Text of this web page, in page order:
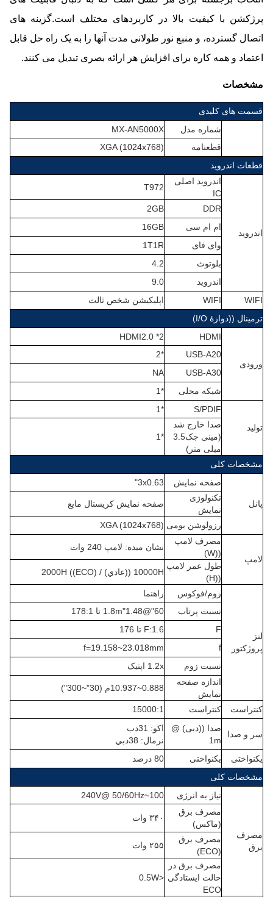
پرژکشن با کیفیت بالا در کاربردهای مختلف است.گزینه های
اتصال گسترده، و منبع نور طولانی مدت آنها را به یک راه حل قابل
اعتماد و همه کاره برای افزایش هر ارائه بصری تبدیل می کنند.
مشخصات
قسمت های کلیدی
شماره مدل
MX-AN5000X
قطعنامه
XGA (1024x768)
قطعات اندروید
اندروید
اندروید اصلی
IC
T972
DDR
2GB
ام ام سی
16GB
وای فای
1T1R
بلوتوث
4.2
اندروید
9.0
WIFI
WIFI
اپلیکیشن شخص ثالث
ترمینال ((دوازۀ I/O)
ورودی
HDMI
HDMI2.0 *2
USB-A20
*2
USB-A30
NA
شبکه محلی
*1
تولید
S/PDIF
*1
صدا خارج شد
(
مینی جک3.5
میلی متر )
*1
مشخصات کلی
پانل
صفحه نمایش
3x0.63"
تکنولوژی
نمایش
صفحه نمایش کریستال مایع
رزولوشن بومی XGA (1024x768)
لامپ
مصرف لامپ
((W)
نشان ميده: لامپ 240 وات
طول عمر لامپ
((H)
10000H ((عادي) / 2000H ((ECO)
لنز
پروژکتور
زوم/فوکوس
راهنما
نسبت پرتاب
60"@1.8m
"1.48 تا 178 :1
F
F:1.6 تا 176
f
f=19.158~23.018mm
نسبت زوم
1.2x اپتیک
اندازه صفحه
نمایش
0.888~10.937م (30"~300")
کنتراست کنتراست 15000:1
سر و صدا
صدا ((دبی) @
1m
اکو: 31دب
نرمال: 38دبي
یکنواختی
یکنواختی
80 درصد
مشخصات کلی
مصرف
برق
نیاز به انرژی
100~240V@ 50/60Hz
مصرف برق
(ماکس)
۳۴۰ وات
مصرف برق
(ECO)
۲۵۵ وات
مصرف برق در
حالت ایستادگی
ECO
<0.5W